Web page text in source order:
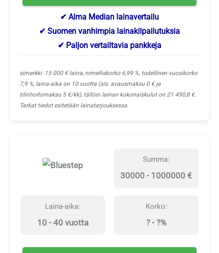
✔ Alma Median lainavertailu
✔ Suomen vanhimpia lainakilpailutuksia
✔ Paljon vertailtavia pankkeja
simerkki: 15 000 € laina, nimelliskorko 6,99 %, todellinen vuosikorko
7,9 %, laina-aika on 10 vuotta (sis. avausmaksu 0 € ja
tilinhoitomaksu 5 €/kk), tällöin lainan kokonaiskulut on 21 490,8 €.
Tarkat tiedot esitetään lainatarjouksessa.
Summa:
30000 - 1000000 €
Laina-aika:
10 - 40 vuotta
Korko:
? - ?%